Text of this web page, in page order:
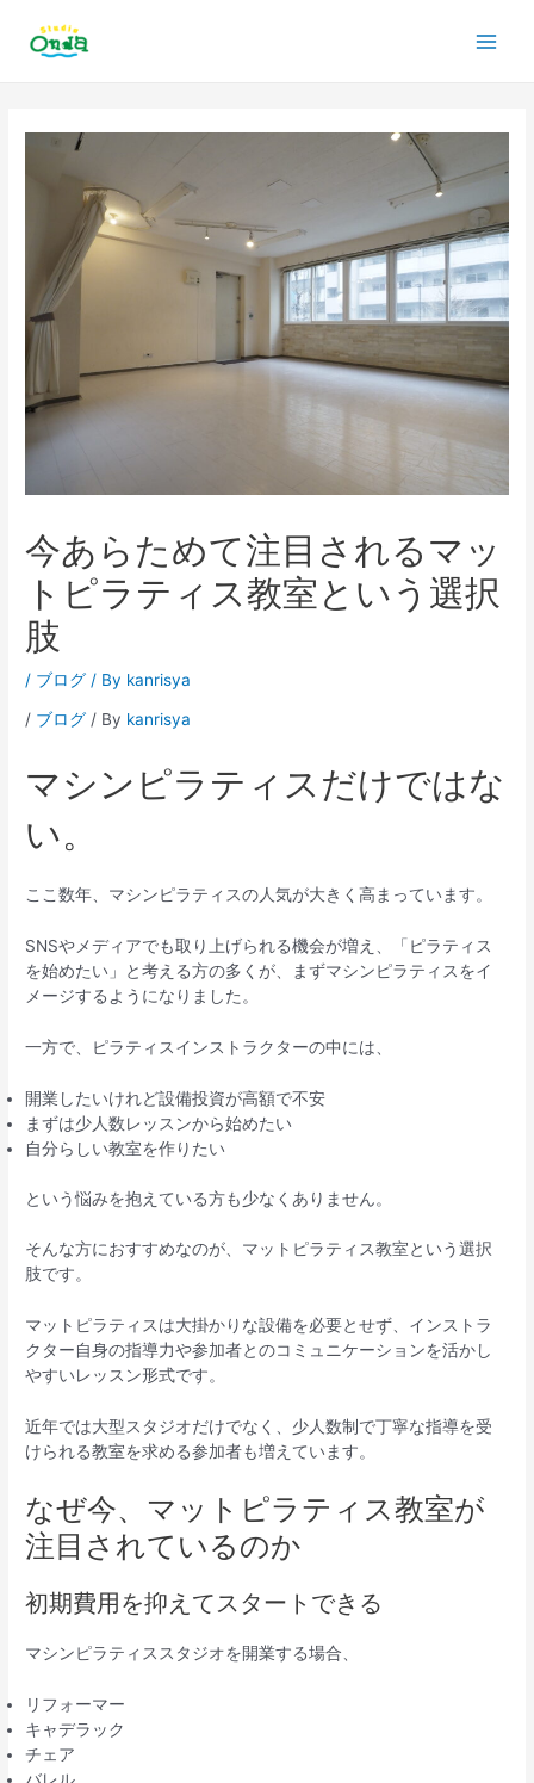
今あらためて注目されるマッ
トピラティス教室という選択
肢
/ ブログ / By kanrisya
/ ブログ / By kanrisya
マシンピラティスだけではな
い。
ここ数年、マシンピラティスの人気が大きく高まっています。
SNSやメディアでも取り上げられる機会が増え、「ピラティス
を始めたい」と考える方の多くが、まずマシンピラティスをイ
メージするようになりました。
一方で、ピラティスインストラクターの中には、
開業したいけれど設備投資が高額で不安
まずは少人数レッスンから始めたい
自分らしい教室を作りたい
という悩みを抱えている方も少なくありません。
そんな方におすすめなのが、マットピラティス教室という選択
肢です。
マットピラティスは大掛かりな設備を必要とせず、インストラ
クター自身の指導力や参加者とのコミュニケーションを活かし
やすいレッスン形式です。
近年では大型スタジオだけでなく、少人数制で丁寧な指導を受
けられる教室を求める参加者も増えています。
なぜ今、マットピラティス教室が
注目されているのか
初期費用を抑えてスタートできる
マシンピラティススタジオを開業する場合、
リフォーマー
キャデラック
チェア
ナ
シ
ョ
ン